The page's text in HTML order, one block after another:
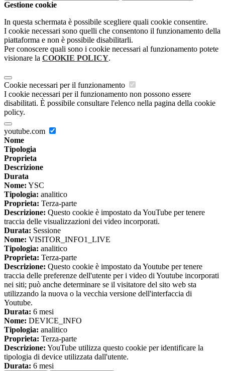
Gestione cookie
In questa schermata è possibile scegliere quali cookie consentire.
I cookie necessari sono quelli che consentono il funzionamento della
piattaforma e non è possibile disabilitarli.
Per conoscere quali sono i cookie necessari al funzionamento potete
visionare la COOKIE POLICY.
Cookie necessari per il funzionamento
I cookie necessari per il funzionamento non possono essere
disabilitati. È possibile consultare l'elenco nella pagina della cookie
policy.
youtube.com
Nome
Tipologia
Proprieta
Descrizione
Durata
Nome: YSC
Tipologia: analitico
Proprieta: Terza-parte
Descrizione: Questo cookie è impostato da YouTube per tenere
traccia delle visualizzazioni dei video incorporati.
Durata: Sessione
Nome: VISITOR_INFO1_LIVE
Tipologia: analitico
Proprieta: Terza-parte
Descrizione: Questo cookie è impostato da Youtube per tenere
traccia delle preferenze dell'utente per i video di Youtube incorporati
nei siti; può anche determinare se il visitatore del sito web sta
utilizzando la nuova o la vecchia versione dell'interfaccia di
Youtube.
Durata: 6 mesi
Nome: DEVICE_INFO
Tipologia: analitico
Proprieta: Terza-parte
Descrizione: YouTube utilizza questo cookie per identificare la
tipologia di device utilizzata dall'utente.
Durata: 6 mesi